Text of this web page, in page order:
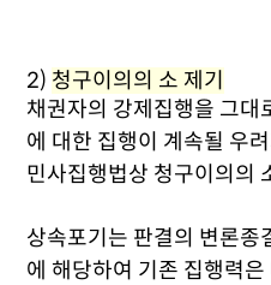
2) 청구이의의 소 제기
채권자의 강제집행을 그대
에 대한 집행이 계속될 우
민사집행법상 청구이의의
상속포기는 판결의 변론종
에 해당하여 기존 집행력